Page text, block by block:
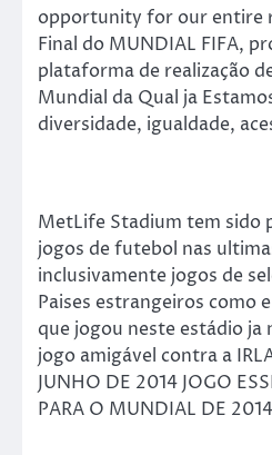
opportunity for our entire
Final do MUNDIAL FIFA,
plataforma de realização
Mundial da Qual ja
diversidade, igualdade,
MetLife Stadium tem sido
jogos de futebol nas
inclusivamente jogos de
Paises estrangeiros como
que jogou neste estádio ja
jogo amigável contra a
JUNHO DE 2014 JOGO
PARA O MUNDIAL DE 2014